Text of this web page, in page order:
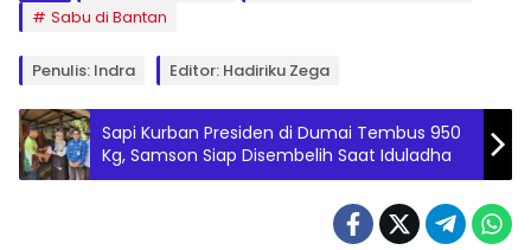
Sabu di Bantan
Penulis: Indra Editor: Hadiriku Zega
Sapi Kurban Presiden di Dumai Tembus 950
Kg, Samson Siap Disembelih Saat Iduladha